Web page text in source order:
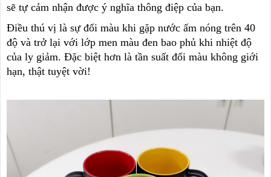
sẽ tự cảm nhận được ý nghĩa thông điệp của bạn.
Điều thú vị là sự đổi màu khi gặp nước ấm nóng trên 40
độ và trở lại với lớp men màu đen bao phủ khi nhiệt độ
của ly giảm. Đặc biệt hơn là tần suất đổi màu không giới
hạn, thật tuyệt vời!